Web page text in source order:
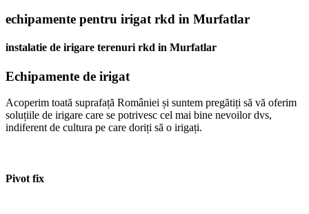
echipamente pentru irigat rkd in Murfatlar
instalatie de irigare terenuri rkd in Murfatlar
Echipamente de irigat
Acoperim toată suprafață României și suntem pregătiți să vă oferim
soluțiile de irigare care se potrivesc cel mai bine nevoilor dvs,
indiferent de cultura pe care doriți să o irigați.
Pivot fix